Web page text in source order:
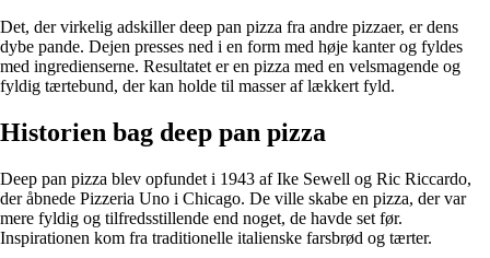
Det, der virkelig adskiller deep pan pizza fra andre pizzaer, er dens
dybe pande. Dejen presses ned i en form med høje kanter og fyldes
med ingredienserne. Resultatet er en pizza med en velsmagende og
fyldig tærtebund, der kan holde til masser af lækkert fyld.
Historien bag deep pan pizza
Deep pan pizza blev opfundet i 1943 af Ike Sewell og Ric Riccardo,
der åbnede Pizzeria Uno i Chicago. De ville skabe en pizza, der var
mere fyldig og tilfredsstillende end noget, de havde set før.
Inspirationen kom fra traditionelle italienske farsbrød og tærter.